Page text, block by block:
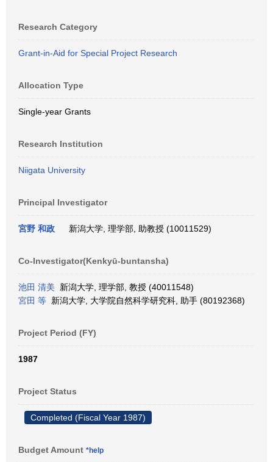
Research Category
Grant-in-Aid for Special Project Research
Allocation Type
Single-year Grants
Research Institution
Niigata University
Principal Investigator
宮野 和政 新潟大学, 理学部, 助教授 (10011529)
Co-Investigator(Kenkyū-buntansha)
池田 清美 新潟大学, 理学部, 教授 (40011548)
宮田 等 新潟大学, 大学院自然科学研究科, 助手 (80192368)
Project Period (FY)
1987
Project Status
Completed (Fiscal Year 1987)
Budget Amount *help